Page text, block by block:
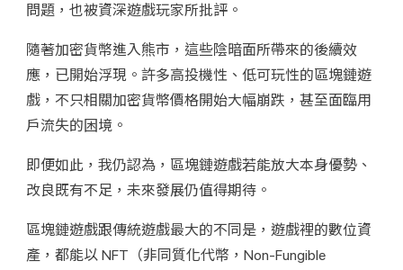
問題，也被資深遊戲玩家所批評。
隨著加密貨幣進入熊市，這些陰暗面所帶來的後續效
應，已開始浮現。許多高投機性、低可玩性的區塊鏈遊
戲，不只相關加密貨幣價格開始大幅崩跌，甚至面臨用
戶流失的困境。
即便如此，我仍認為，區塊鏈遊戲若能放大本身優勢、
改良既有不足，未來發展仍值得期待。
區塊鏈遊戲跟傳統遊戲最大的不同是，遊戲裡的數位資
產，都能以 NFT（非同質化代幣，Non-Fungible